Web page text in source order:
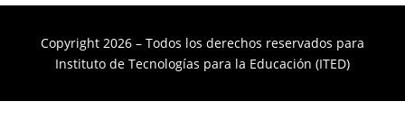
Copyright 2026 – Todos los derechos reservados para
Instituto de Tecnologías para la Educación (ITED)